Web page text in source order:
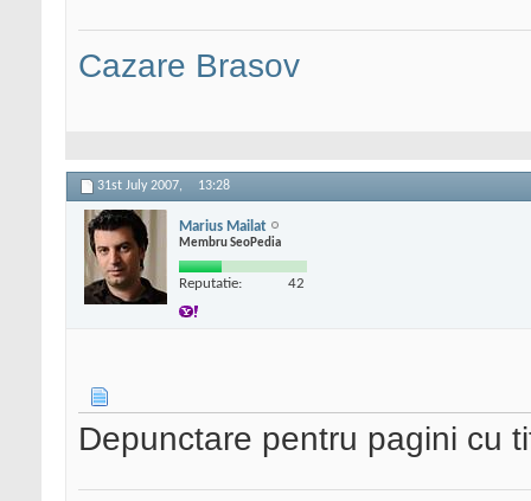
Cazare Brasov
31st July 2007, 13:28
Marius Mailat
Membru SeoPedia
Reputatie: 42
Depunctare pentru pagini cu